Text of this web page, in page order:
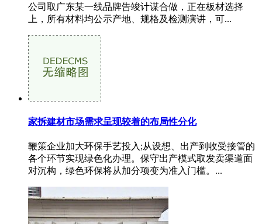
公司取广东某一线品牌告竣计谋合做，正在板材选择
上，所有材料均公示产地、规格及检测演讲，可...
家拆建材市场需求呈现较着的布局性分化
鞭策企业加大环保手艺投入;从设想、出产到收受接管的
各个环节实现绿色化办理。保守出产模式取发卖渠道面
对沉构，绿色环保将从加分项变为准入门槛。...